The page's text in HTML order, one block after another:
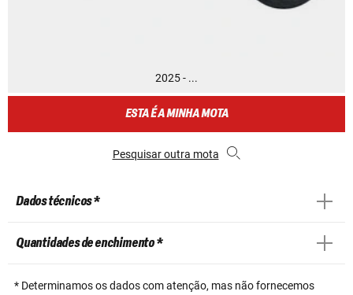
2025 - ...
ESTA É A MINHA MOTA
Pesquisar outra mota
Dados técnicos *
Quantidades de enchimento *
* Determinamos os dados com atenção, mas não fornecemos